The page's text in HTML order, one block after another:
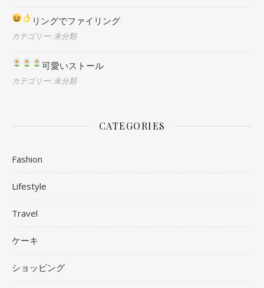
リングでファイリング
カテゴリー: 未分類
可愛いストール
カテゴリー: 未分類
CATEGORIES
Fashion
Lifestyle
Travel
ケーキ
ショッピング